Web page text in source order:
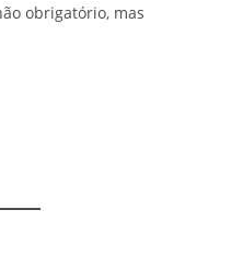
obrigatório, mas